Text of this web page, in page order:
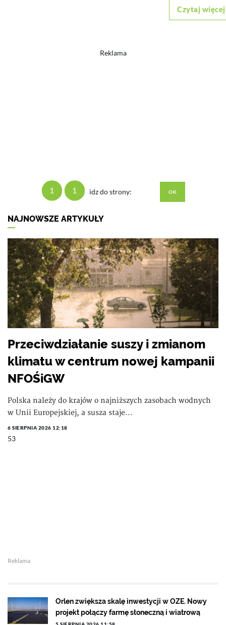
Czytaj więcej
Reklama
1 1 idz do strony:
NAJNOWSZE ARTYKUŁY
Przeciwdziałanie suszy i zmianom
klimatu w centrum nowej kampanii
NFOŚiGW
Polska należy do krajów o najniższych zasobach wodnych
w Unii Europejskiej, a susza staje...
6 SIERPNIA 2026 12:18
53
Reklama
Orlen zwiększa skalę inwestycji w OZE. Nowy
projekt połączy farmę słoneczną i wiatrową